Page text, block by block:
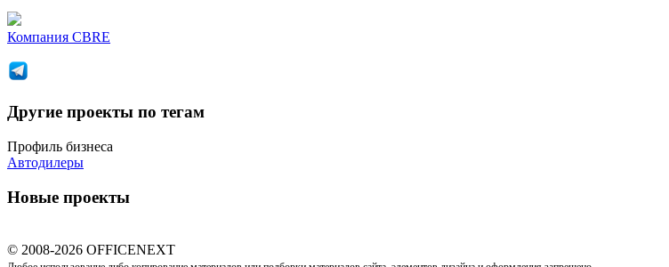
Компания CBRE
Другие проекты по тегам
Профиль бизнеса
Автодилеры
Новые проекты
© 2008-2026 OFFICENEXT